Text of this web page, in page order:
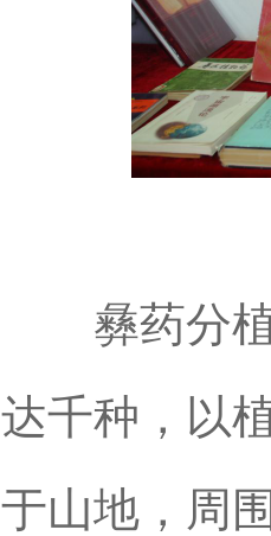
彝药分植
达千种，以
于山地，周